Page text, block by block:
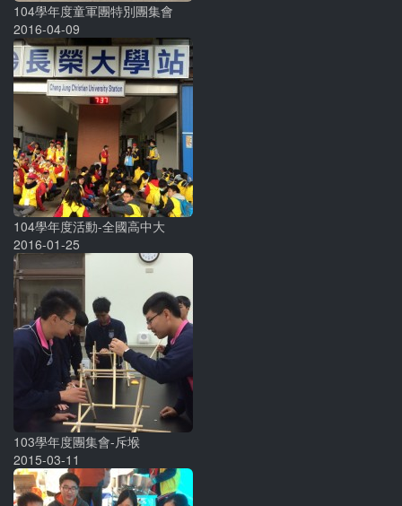
104學年度童軍團特別團集會
2016-04-09
104學年度活動-全國高中大
2016-01-25
103學年度團集會-斥堠
2015-03-11